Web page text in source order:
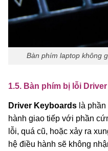
Bàn phím laptop không
1.5. Bàn phím bị lỗi Driver
Driver Keyboards là
hành giao tiếp với phần
lỗi, quá cũ, hoặc xảy ra
hệ điều hành sẽ không